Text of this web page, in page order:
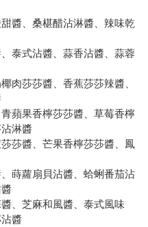
醬、桑椹醋沾淋醬、辣味乾
泰式沾醬、蒜香沾醬、蒜蓉
肉莎莎醬、香蕉莎莎辣醬、
蘋果香檸莎莎醬、草莓香檸
淋醬
莎醬、芒果香檸莎莎醬、鳳
蒔蘿扇貝沾醬、蛤蜊番茄沾
、芝麻和風醬、泰式風味
醬